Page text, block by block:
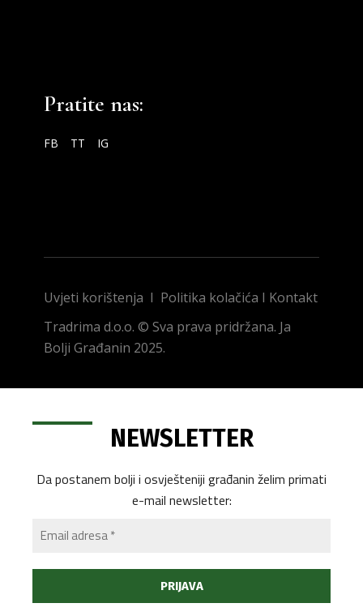
Pratite nas:
FB TT IG
Uvjeti korištenja I Politika kolačića I Kontakt
Tradrima d.o.o. © Sva prava pridržana. Ja
Bolji Građanin 2025.
NEWSLETTER
Da postanem bolji i osvješteniji građanin želim primati
e-mail newsletter: